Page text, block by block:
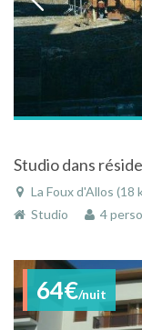
Studio dans
La Foux d'Allos (18 km),
Studio
4
64€/nuit